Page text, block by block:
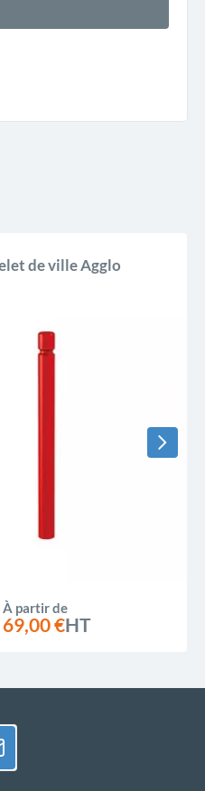
de ville Agglo
À partir de
69,00 €HT